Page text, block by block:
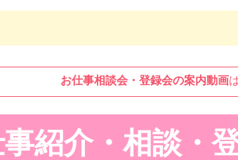
お仕事相談会・登録会の案内動画
紹介・相談・